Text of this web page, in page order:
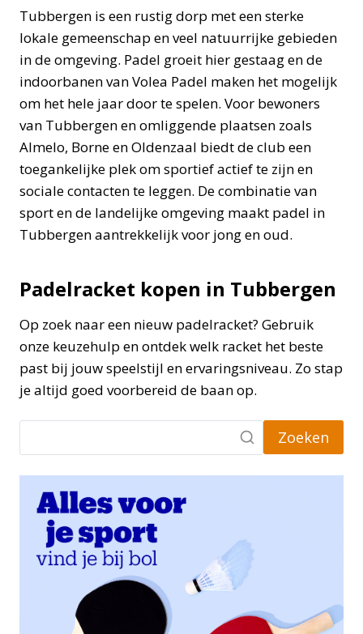
Tubbergen is een rustig dorp met een sterke
lokale gemeenschap en veel natuurrijke gebieden
in de omgeving. Padel groeit hier gestaag en de
indoorbanen van Volea Padel maken het mogelijk
om het hele jaar door te spelen. Voor bewoners
van Tubbergen en omliggende plaatsen zoals
Almelo, Borne en Oldenzaal biedt de club een
toegankelijke plek om sportief actief te zijn en
sociale contacten te leggen. De combinatie van
sport en de landelijke omgeving maakt padel in
Tubbergen aantrekkelijk voor jong en oud.
Padelracket kopen in Tubbergen
Op zoek naar een nieuw padelracket? Gebruik
onze keuzehulp en ontdek welk racket het beste
past bij jouw speelstijl en ervaringsniveau. Zo stap
je altijd goed voorbereid de baan op.
Zoeken